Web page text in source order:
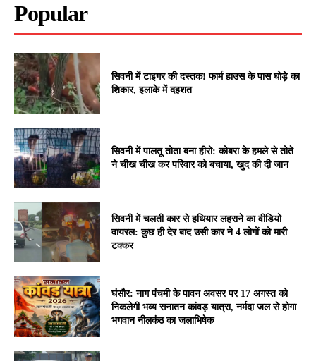
Popular
सिवनी में टाइगर की दस्तक! फार्म हाउस के पास घोड़े का
शिकार, इलाके में दहशत
सिवनी में पालतू तोता बना हीरो: कोबरा के हमले से तोते
ने चीख चीख कर परिवार को बचाया, खुद की दी जान
सिवनी में चलती कार से हथियार लहराने का वीडियो
वायरल: कुछ ही देर बाद उसी कार ने 4 लोगों को मारी
टक्कर
घंसौर: नाग पंचमी के पावन अवसर पर 17 अगस्त को
निकलेगी भव्य सनातन कांवड़ यात्रा, नर्मदा जल से होगा
भगवान नीलकंठ का जलाभिषेक